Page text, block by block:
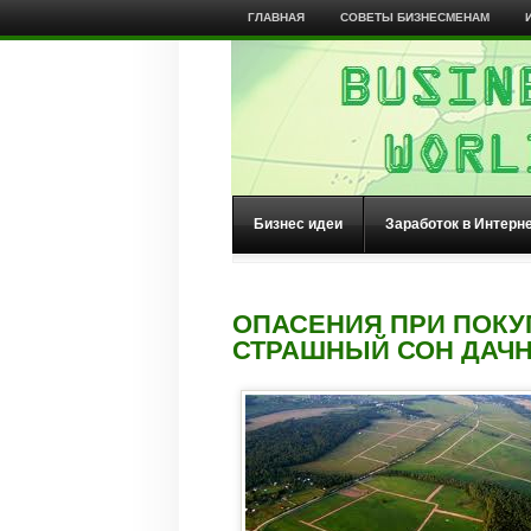
ГЛАВНАЯ СОВЕТЫ БИЗНЕСМЕНАМ
Бизнес идеи Заработок в
ОПАСЕНИЯ ПРИ
СТРАШНЫЙ СОН